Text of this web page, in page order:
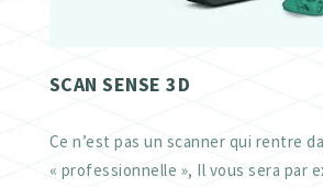
SCAN SENSE 3D
Ce n’est pas un scanner qui rentre
« professionnelle », Il vous sera par